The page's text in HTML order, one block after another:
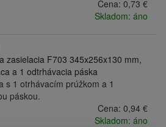
Cena: 0,73 €
Skladom: áno
zasielacia F703 345x256x130 mm,
a 1 odtrhávacia páska
s 1 otrhávacím prúžkom a 1
páskou.
Cena: 0,94 €
Skladom: áno